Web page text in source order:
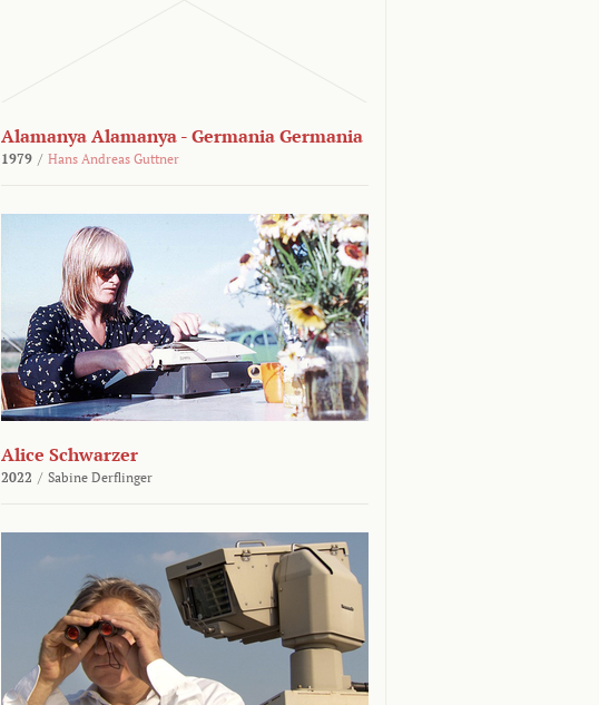
Alamanya Alamanya - Germania Germania
1979 / Hans Andreas Guttner
Alice Schwarzer
2022 / Sabine Derflinger